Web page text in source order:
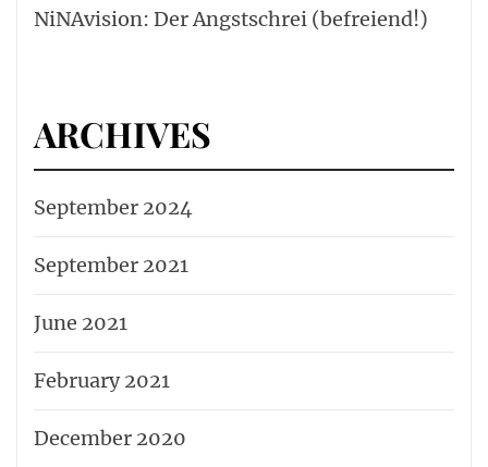
NiNAvision: Der Angstschrei (befreiend!)
ARCHIVES
September 2024
September 2021
June 2021
February 2021
December 2020